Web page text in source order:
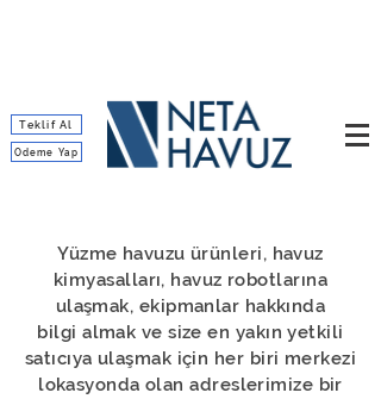
Teklif Al
Ödeme Yap
Yüzme havuzu ürünleri, havuz
kimyasalları, havuz robotlarına
ulaşmak, ekipmanlar hakkında
bilgi almak ve size en yakın yetkili
satıcıya ulaşmak için her biri merkezi
lokasyonda olan adreslerimize bir